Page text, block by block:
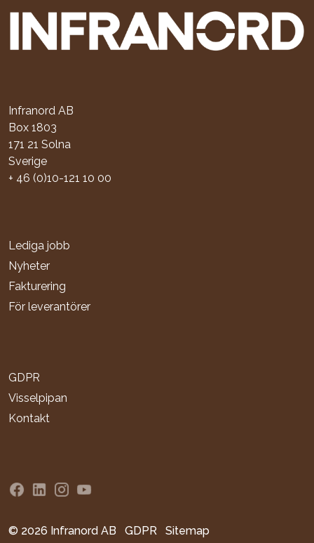
Infranord AB
Box 1803
171 21 Solna
Sverige
+ 46 (0)10-121 10 00
Lediga jobb
Nyheter
Fakturering
För leverantörer
GDPR
Visselpipan
Kontakt
© 2026 Infranord AB
GDPR Sitemap